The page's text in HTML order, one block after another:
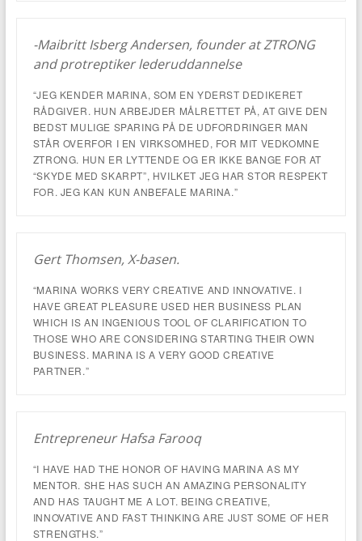
-Maibritt Isberg Andersen, founder at ZTRONG
and protreptiker lederuddannelse
“JEG KENDER MARINA, SOM EN YDERST DEDIKERET
RÅDGIVER. HUN ARBEJDER MÅLRETTET PÅ, AT GIVE DEN
BEDST MULIGE SPARING PÅ DE UDFORDRINGER MAN
STÅR OVERFOR I EN VIRKSOMHED, FOR MIT VEDKOMNE
ZTRONG. HUN ER LYTTENDE OG ER IKKE BANGE FOR AT
“SKYDE MED SKARPT”, HVILKET JEG HAR STOR RESPEKT
FOR. JEG KAN KUN ANBEFALE MARINA.”
Gert Thomsen, X-basen.
“MARINA WORKS VERY CREATIVE AND INNOVATIVE. I
HAVE GREAT PLEASURE USED HER BUSINESS PLAN
WHICH IS AN INGENIOUS TOOL OF CLARIFICATION TO
THOSE WHO ARE CONSIDERING STARTING THEIR OWN
BUSINESS. MARINA IS A VERY GOOD CREATIVE
PARTNER.”
Entrepreneur Hafsa Farooq
“I HAVE HAD THE HONOR OF HAVING MARINA AS MY
MENTOR. SHE HAS SUCH AN AMAZING PERSONALITY
AND HAS TAUGHT ME A LOT. BEING CREATIVE,
INNOVATIVE AND FAST THINKING ARE JUST SOME OF HER
STRENGTHS.”